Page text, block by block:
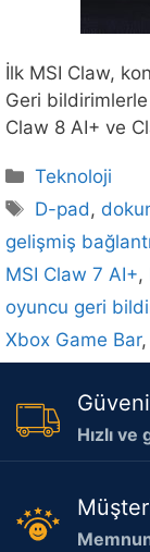
İlk MSI Claw,
Geri
Claw 8 AI+ ve
Kategoriler
Teknoloji
Etiketler
D-pad,
gelişmiş bağlantı
MSI Claw 7 AI+,
oyuncu geri
Xbox Game Bar,
Hızlı